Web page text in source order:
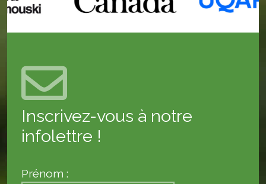
Inscrivez-vous à notre
infolettre !
Prénom :